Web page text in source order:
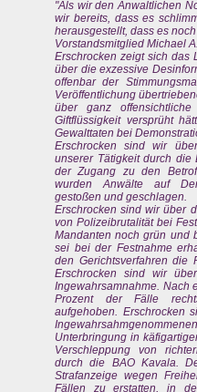
"Als wir den Anwaltlichen
wir bereits, dass es
herausgestellt, dass es
Vorstandsmitglied Michael
Erschrocken zeigt sich das
über die exzessive
offenbar der
Veröffentlichung
über ganz
Giftflüssigkeit versprüht
Gewalttaten bei
Erschrocken sind wir
unserer Tätigkeit durch die
der Zugang zu den
wurden Anwälte auf
gestoßen und geschlagen.
Erschrocken sind wir über
von Polizeibrutalität bei
Mandanten noch grün und
sei bei der Festnahme
den Gerichtsverfahren die
Erschrocken sind wir
Ingewahrsamnahme. Nach
Prozent der Fälle
aufgehoben. Erschrocken
Unterbringung in
Verschleppung von
durch die BAO Kavala.
Strafanzeige wegen
Fällen zu erstatten, in